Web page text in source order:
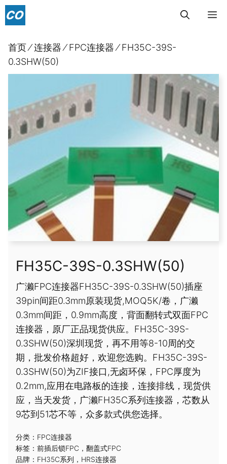
跳
至
容
菜
首页⁄连接器⁄FPC连接器⁄FH35C-39S-
0.3SHW(50)
FH35C-39S-0.3SHW(50)
广濑FPC连接器FH35C-39S-0.3SHW(50)插座
39pin间距0.3mm原装现货,MOQ5K/卷，广濑
0.3mm间距，0.9mm高度，背面翻转式双面FPC
连接器，原厂正品现货供应。FH35C-39S-
0.3SHW(50)深圳现货，再不用等8-10周的交
期，批发价格超好，欢迎您选购。FH35C-39S-
0.3SHW(50)为ZIF接口,无卤环保，FPC厚度为
0.2mm,应用在电路板的连接，连接排线，现货供
应，当天发货，广濑FH35C系列连接器，芯数从
9芯到51芯不等，众多款式供您选择。
分类： FPC连接器
标签： 前插后锁FPC ， 翻盖式FPC
品牌： FH35C系列 ， HRS连接器